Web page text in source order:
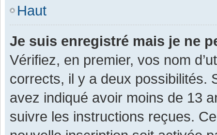
Haut
Je suis enregistré mais je ne
Vérifiez, en premier, vos nom
corrects, il y a deux possibilités.
avez indiqué avoir moins de 13
suivre les instructions reçues.